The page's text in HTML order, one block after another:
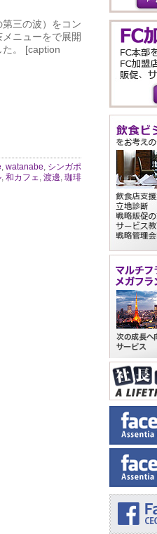
三の波）をコン
ニューをで展開
。 [caption
, watanabe, シンガポ
, 和カフェ, 渡邊, 珈琲